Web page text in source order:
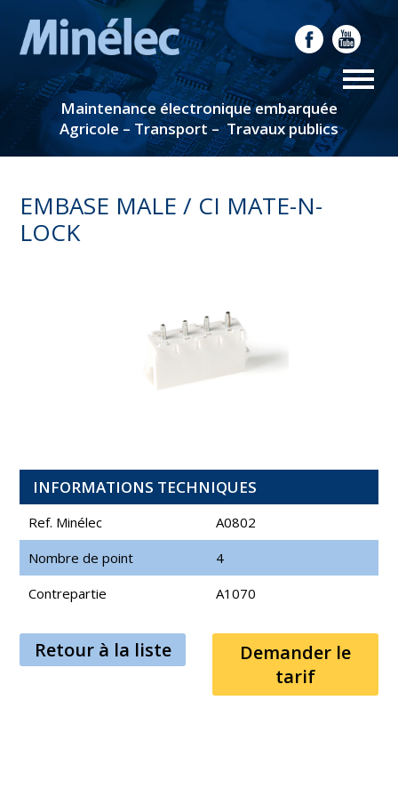
Maintenance électronique embarquée
Agricole – Transport – Travaux publics
EMBASE MALE / CI MATE-N-
LOCK
INFORMATIONS TECHNIQUES
Ref. Minélec
A0802
Nombre de point
4
Contrepartie
A1070
Retour à la liste
Demander le
tarif